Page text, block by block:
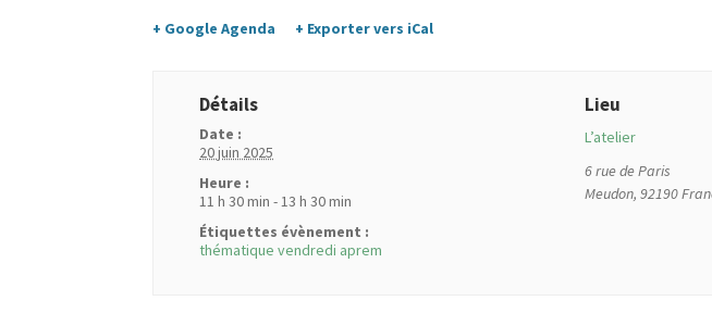
+ Google Agenda + Exporter vers iCal
Détails
Date :
20 juin 2025
Heure :
11 h 30 min - 13 h 30 min
Étiquettes évènement :
thématique vendredi aprem
Lieu
L’atelier
6 rue de Paris
Meudon, 92190